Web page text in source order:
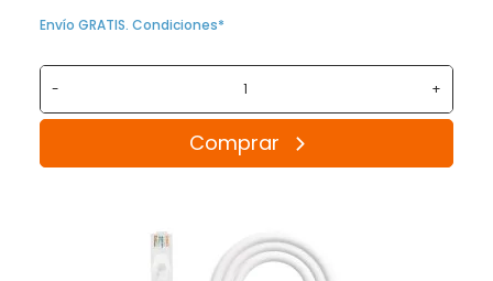
Envío GRATIS. Condiciones*
- +
Comprar